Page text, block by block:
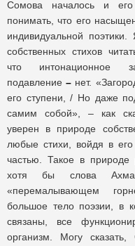
Сомова началось и
понимать, что его
индивидуальной
собственных стихов
что интонационное
подавление– нет.
его ступени, / Но даже
самим собой», – как
уверен в природе
любые стихи, войдя в его
частью. Такое в природе
хотя бы слова
«перемалывающем
большое тело поэзии, в
связаны, все
организм. Могу